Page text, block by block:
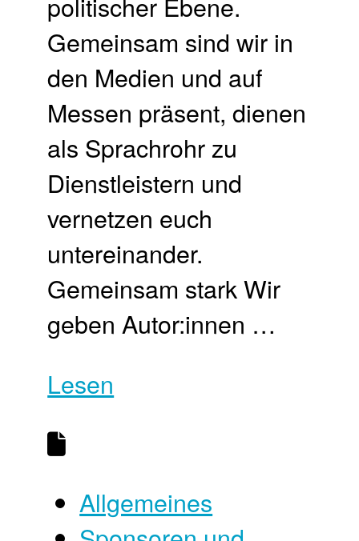
Gemeinsam sind wir in
den Medien und auf
Messen präsent, dienen
als Sprachrohr zu
Dienstleistern und
vernetzen euch
untereinander.
Gemeinsam stark Wir
geben Autor:innen …
Lesen
Allgemeines